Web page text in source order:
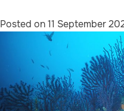
Posted on11 September